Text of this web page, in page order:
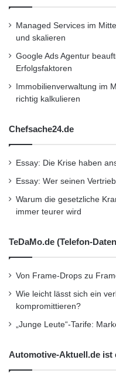
Managed Services im
und skalieren
Google Ads Agentur
Erfolgsfaktoren
Immobilienverwaltung im
richtig kalkulieren
Chefsache24.de
Essay: Die Krise haben
Essay: Wer seinen
Warum die gesetzliche
immer teurer wird
TeDaMo.de (Telefon-
Von Frame-Drops zu
Wie leicht lässt sich ein
kompromittieren?
„Junge Leute“-Tarife:
Automotive-Aktuell.de ist